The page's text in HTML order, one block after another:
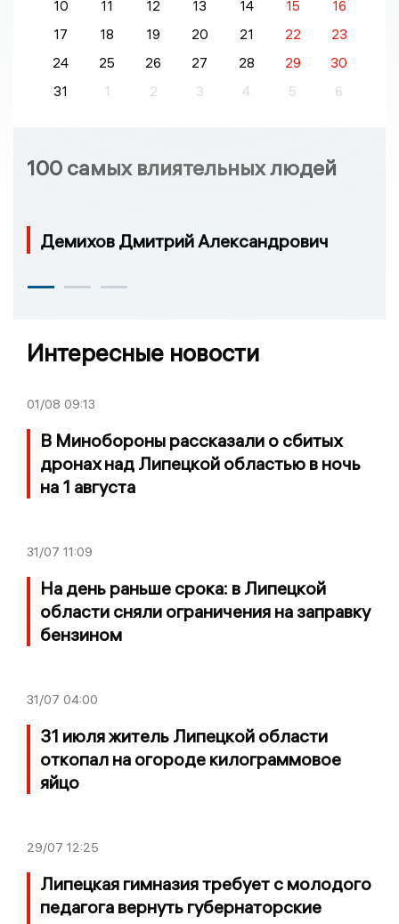
10 11 12 13 14 15
16
17
18 19 20 21 22
23
24
25 26 27 28 29
30
31
1 2 3 4 5 6
100 самых влиятельных людей
Демихов Дмитрий Александрович
Интересные новости
01/08 09:13
В Минобороны рассказали о сбитых
дронах над Липецкой областью в ночь
на 1 августа
31/07 11:09
На день раньше срока: в Липецкой
области сняли ограничения на заправку
бензином
31/07 04:00
31 июля житель Липецкой области
откопал на огороде килограммовое
яйцо
29/07 12:25
Липецкая гимназия требует с молодого
педагога вернуть губернаторские